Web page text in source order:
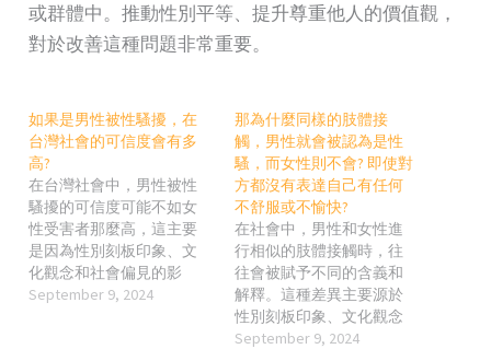
或群體中。推動性別平等、提升尊重他人的價值觀，
對於改善這種問題非常重要。
如果是男性被性騷擾，在
台灣社會的可信度會有多
高?
在台灣社會中，男性被性
騷擾的可信度可能不如女
性受害者那麼高，這主要
是因為性別刻板印象、文
化觀念和社會偏見的影
響。然而，這並不意味著
September 9, 2024
那為什麼同樣的肢體接
觸，男性就會被認為是性
騷，而女性則不會? 即使對
方都沒有表達自己有任何
不舒服或不愉快?
在社會中，男性和女性進
行相似的肢體接觸時，往
往會被賦予不同的含義和
解釋。這種差異主要源於
性別刻板印象、文化觀念
和對性別角色的不同期
September 9, 2024